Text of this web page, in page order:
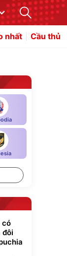
thủ xuất sắc
có
đôi